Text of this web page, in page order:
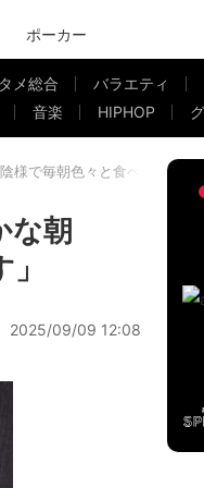
ポーカー
メ総合 バラエティ
音楽 HIPHOP
様で毎朝色々と食べています」
な朝
2025/09/09 12:08